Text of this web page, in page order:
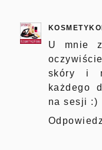
U mnie
skóry i
każdego
na sesji :)
Odpowiedz